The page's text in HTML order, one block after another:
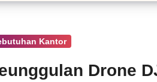
Kantor
Drone